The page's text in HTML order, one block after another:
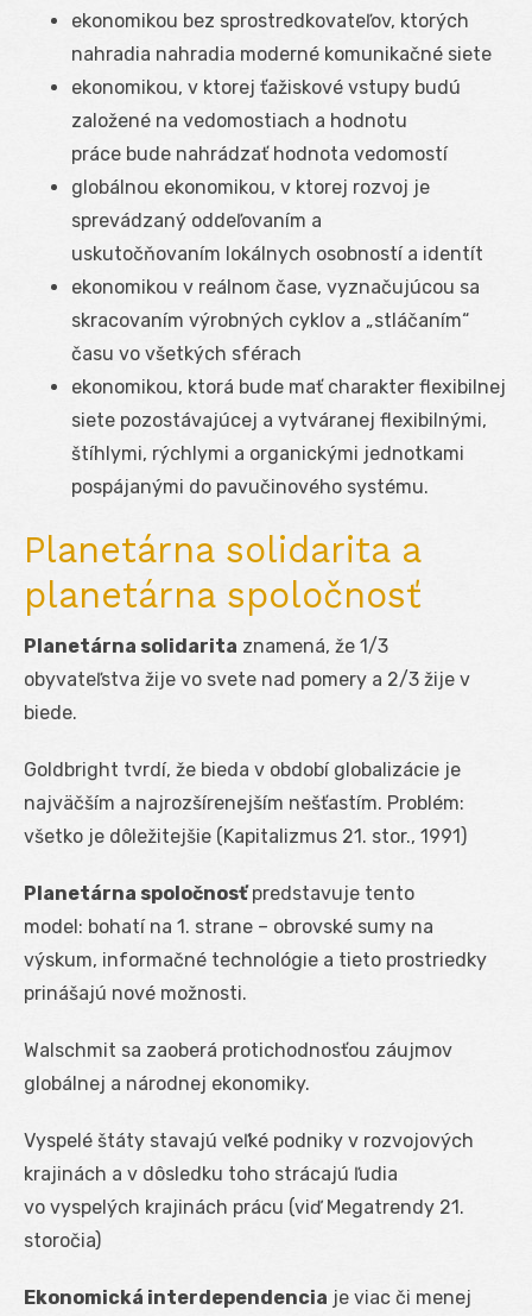
ekonomikou bez sprostredkovateľov, ktorých
nahradia nahradia moderné komunikačné siete
ekonomikou, v ktorej ťažiskové vstupy budú
založené na vedomostiach a hodnotu
práce bude nahrádzať hodnota vedomostí
globálnou ekonomikou, v ktorej rozvoj je
sprevádzaný oddeľovaním a
uskutočňovaním lokálnych osobností a identít
ekonomikou v reálnom čase, vyznačujúcou sa
skracovaním výrobných cyklov a „stláčaním“
času vo všetkých sférach
ekonomikou, ktorá bude mať charakter flexibilnej
siete pozostávajúcej a vytváranej flexibilnými,
štíhlymi, rýchlymi a organickými jednotkami
pospájanými do pavučinového systému.
Planetárna solidarita a
planetárna spoločnosť
Planetárna solidarita znamená, že 1/3
obyvateľstva žije vo svete nad pomery a 2/3 žije v
biede.
Goldbright tvrdí, že bieda v období globalizácie je
najväčším a najrozšírenejším nešťastím. Problém:
všetko je dôležitejšie (Kapitalizmus 21. stor., 1991)
Planetárna spoločnosťpredstavuje tento
model: bohatí na 1. strane – obrovské sumy na
výskum, informačné technológie a tieto prostriedky
prinášajú nové možnosti.
Walschmit sa zaoberá protichodnosťou záujmov
globálnej a národnej ekonomiky.
Vyspelé štáty stavajú veľké podniky v rozvojových
krajinách a v dôsledku toho strácajú ľudia
vo vyspelých krajinách prácu (viď Megatrendy 21.
storočia)
Ekonomická interdependencia je viac či menej